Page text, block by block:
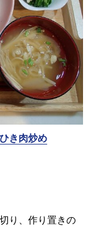
き肉炒め
り、作り置きの